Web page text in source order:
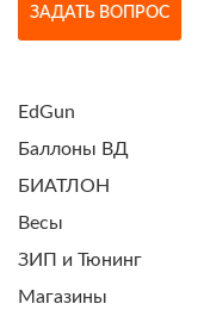
ЗАДАТЬ ВОПРОС
EdGun
Баллоны ВД
БИАТЛОН
Весы
ЗИП и Тюнинг
Магазины